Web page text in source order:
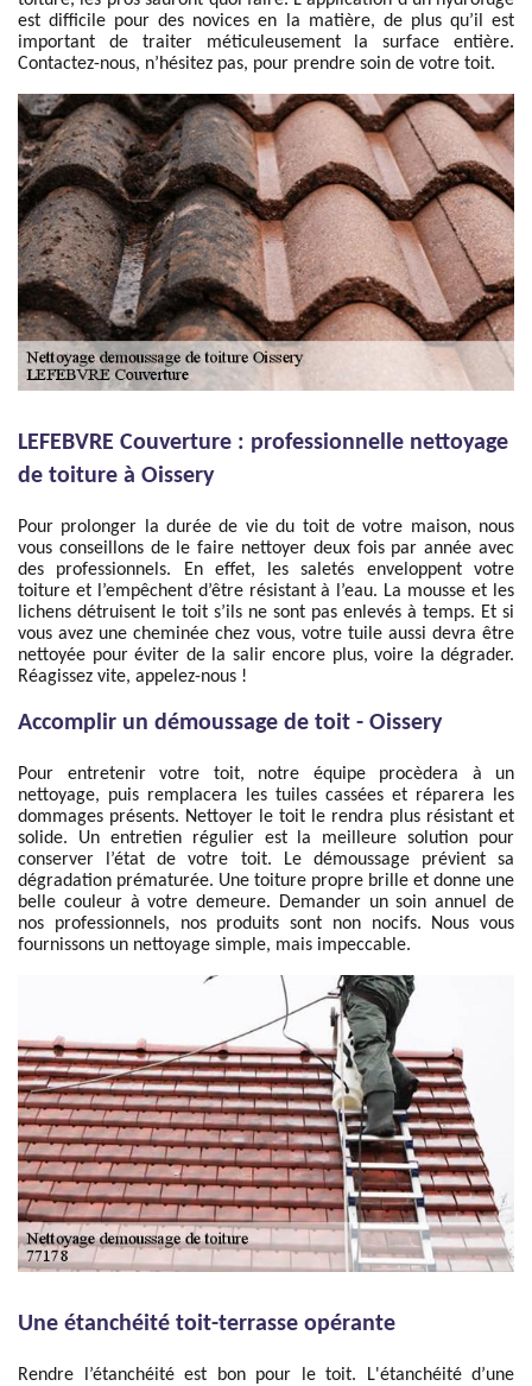
est difficile pour des novices en la matière, de plus qu’il est
important de traiter méticuleusement la surface entière.
Contactez-nous, n’hésitez pas, pour prendre soin de votre toit.
LEFEBVRE Couverture : professionnelle nettoyage
de toiture à Oissery
Pour prolonger la durée de vie du toit de votre maison, nous
vous conseillons de le faire nettoyer deux fois par année avec
des professionnels. En effet, les saletés enveloppent votre
toiture et l’empêchent d’être résistant à l’eau. La mousse et les
lichens détruisent le toit s’ils ne sont pas enlevés à temps. Et si
vous avez une cheminée chez vous, votre tuile aussi devra être
nettoyée pour éviter de la salir encore plus, voire la dégrader.
Réagissez vite, appelez-nous !
Accomplir un démoussage de toit - Oissery
Pour entretenir votre toit, notre équipe procèdera à un
nettoyage, puis remplacera les tuiles cassées et réparera les
dommages présents. Nettoyer le toit le rendra plus résistant et
solide. Un entretien régulier est la meilleure solution pour
conserver l’état de votre toit. Le démoussage prévient sa
dégradation prématurée. Une toiture propre brille et donne une
belle couleur à votre demeure. Demander un soin annuel de
nos professionnels, nos produits sont non nocifs. Nous vous
fournissons un nettoyage simple, mais impeccable.
Une étanchéité toit-terrasse opérante
Rendre l’étanchéité est bon pour le toit. L'étanchéité d’une